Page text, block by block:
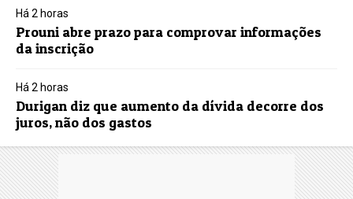
Há 2 horas
Prouni abre prazo para comprovar informações
da inscrição
Há 2 horas
Durigan diz que aumento da dívida decorre dos
juros, não dos gastos